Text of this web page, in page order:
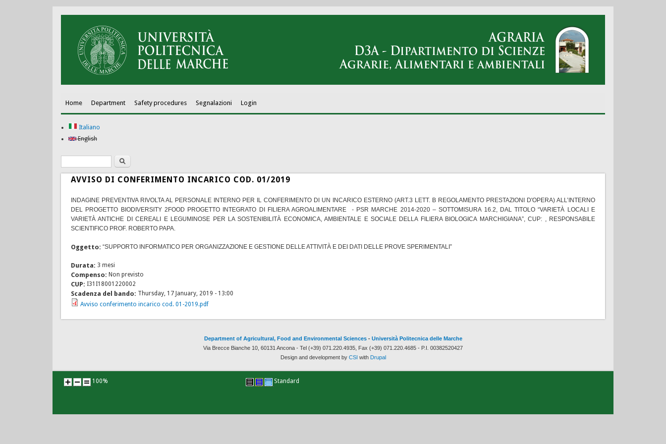
Home Department Safety procedures Segnalazioni Login
Italiano
English
Search form
Search
AVVISO DI CONFERIMENTO INCARICO COD. 01/2019
INDAGINE PREVENTIVA RIVOLTA AL PERSONALE INTERNO PER IL CONFERIMENTO DI UN INCARICO ESTERNO (ART.3 LETT. B REGOLAMENTO PRESTAZIONI D'OPERA) ALL’INTERNO
DEL PROGETTO BIODIVERSITY 2FOOD PROGETTO INTEGRATO DI FILIERA AGROALIMENTARE - PSR MARCHE 2014-2020 – SOTTOMISURA 16.2, DAL TITOLO “VARIETÀ LOCALI E
VARIETÀ ANTICHE DI CEREALI E LEGUMINOSE PER LA SOSTENIBILITÀ ECONOMICA, AMBIENTALE E SOCIALE DELLA FILIERA BIOLOGICA MARCHIGIANA”, CUP: , RESPONSABILE
SCIENTIFICO PROF. ROBERTO PAPA.
Oggetto: “SUPPORTO INFORMATICO PER ORGANIZZAZIONE E GESTIONE DELLE ATTIVITÀ E DEI DATI DELLE PROVE SPERIMENTALI”
Durata: 3 mesi
Compenso: Non previsto
CUP: I31I18001220002
Scadenza del bando: Thursday, 17 January, 2019 - 13:00
Avviso conferimento incarico cod. 01-2019.pdf
Department of Agricultural, Food and Environmental Sciences - Università Politecnica delle Marche
Via Brecce Bianche 10, 60131 Ancona - Tel (+39) 071.220.4935, Fax (+39) 071.220.4685 - P.I. 00382520427
Design and development by CSI with Drupal
100% Standard